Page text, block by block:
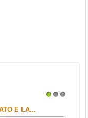
E LA...